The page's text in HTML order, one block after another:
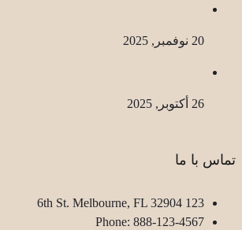
20 نوفمبر, 2025
26 أكتوبر, 2025
تماس با ما
123 6th St. Melbourne, FL 32904
Phone: 888-123-4567